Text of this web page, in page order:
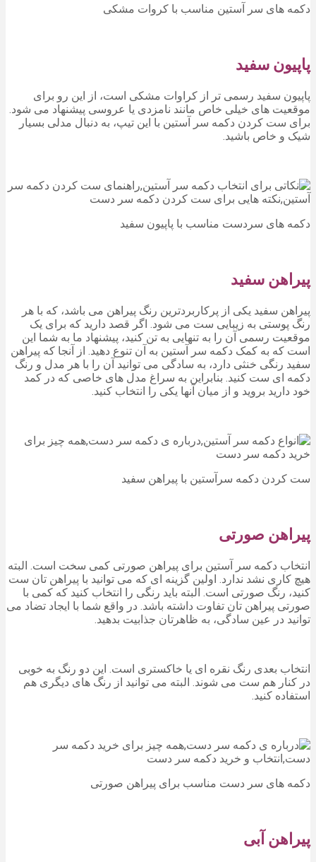
دکمه های سر آستین مناسب با کروات مشکی
پاپیون سفید
پاپیون سفید رسمی تر از کراوات مشکی است، از این رو برای
موقعیت های خیلی خاص مانند نامزدی یا عروسی پیشنهاد می شود.
برای ست کردن دکمه سر آستین با این تیپ، به دنبال مدلی بسیار
شیک و خاص باشید.
دکمه های سردست مناسب با پاپیون سفید
پیراهن سفید
پیراهن سفید یکی از پرکاربردترین رنگ پیراهن می باشد، که با هر
رنگ پوستی به زیبایی ست می شود. اگر قصد دارید که برای یک
موقعیت رسمی آن را به تنهایی به تن کنید، پیشنهاد ما به شما این
است که به کمک دکمه سر آستین به آن تنوع دهید. از آنجا که پیراهن
سفید رنگی خنثی دارد، به سادگی می توانید آن را با هر مدل و رنگ
دکمه ای ست کنید. بنابراین به سراغ مدل های خاصی که در کمد
خود دارید بروید و از میان آنها یکی را انتخاب کنید.
ست کردن دکمه سرآستین با پیراهن سفید
پیراهن صورتی
انتخاب دکمه سر آستین برای پیراهن صورتی کمی سخت است. البته
هیچ کاری نشد ندارد. اولین گزینه ای که می توانید با پیراهن تان ست
کنید، رنگ صورتی است. البته باید رنگی را انتخاب کنید که کمی با
صورتی پیراهن تان تفاوت داشته باشد. در واقع شما با ایجاد تضاد می
توانید در عین سادگی، به ظاهرتان جذابیت بدهید.
انتخاب بعدی رنگ نقره ای یا خاکستری است. این دو رنگ به خوبی
در کنار هم ست می شوند. البته می توانید از رنگ های دیگری هم
استفاده کنید.
دکمه های سر دست مناسب برای پیراهن صورتی
پیراهن آبی